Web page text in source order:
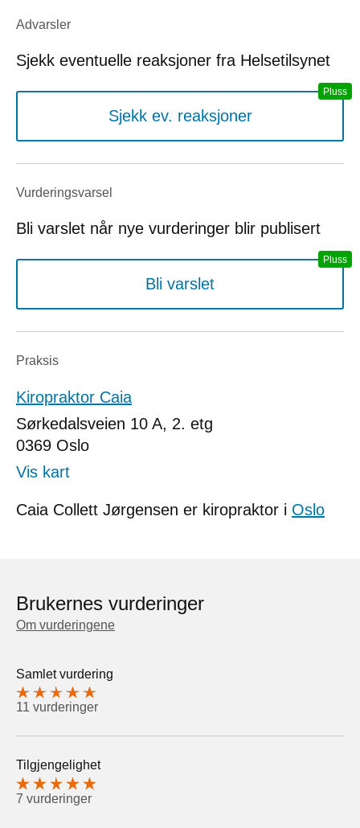
Advarsler
Sjekk eventuelle reaksjoner fra Helsetilsynet
Sjekk ev. reaksjoner
Vurderings­varsel
Bli varslet når nye vurderinger blir publisert
Bli varslet
Praksis
Kiropraktor Caia
Sørkedalsveien 10 A, 2. etg
0369 Oslo
Vis kart
Caia Collett Jørgensen er kiropraktor i Oslo
Brukernes vurderinger
Om vurderingene
Samlet vurdering
11 vurderinger
Tilgjengelighet
7 vurderinger